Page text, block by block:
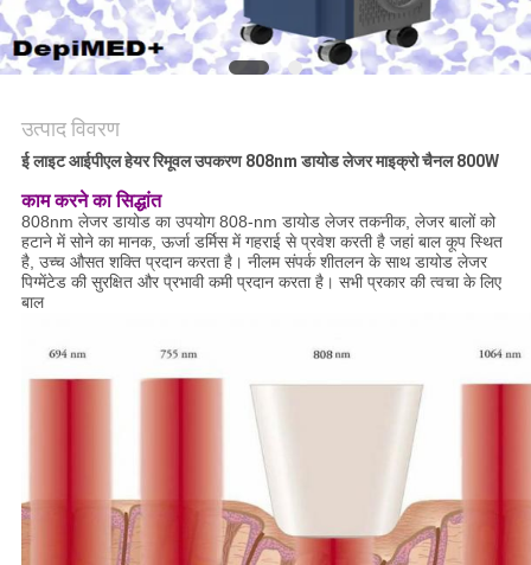
उत्पाद विवरण
ई लाइट आईपीएल हेयर रिमूवल उपकरण 808nm डायोड लेजर माइक्रो चैनल 800W
काम करने का सिद्धांत
808nm लेजर डायोड का उपयोग 808-nm डायोड लेजर तकनीक, लेजर बालों को
हटाने में सोने का मानक, ऊर्जा डर्मिस में गहराई से प्रवेश करती है जहां बाल कूप स्थित
है, उच्च औसत शक्ति प्रदान करता है। नीलम संपर्क शीतलन के साथ डायोड लेजर
पिग्मेंटेड की सुरक्षित और प्रभावी कमी प्रदान करता है। सभी प्रकार की त्वचा के लिए
बाल